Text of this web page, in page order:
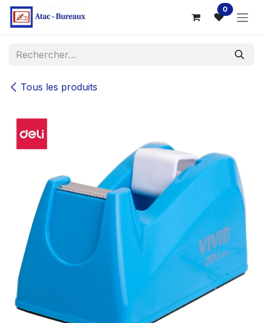
Se rendre au contenu 0
Tous les produits